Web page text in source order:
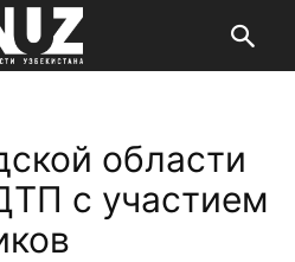
области
с участием